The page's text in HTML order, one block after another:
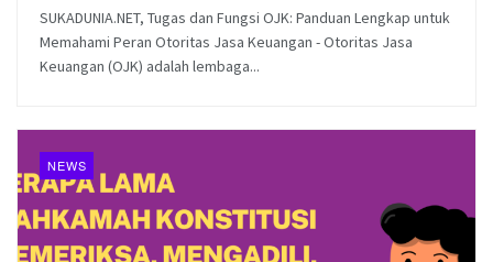
SUKADUNIA.NET, Tugas dan Fungsi OJK: Panduan Lengkap untuk
Memahami Peran Otoritas Jasa Keuangan - Otoritas Jasa
Keuangan (OJK) adalah lembaga...
NEWS